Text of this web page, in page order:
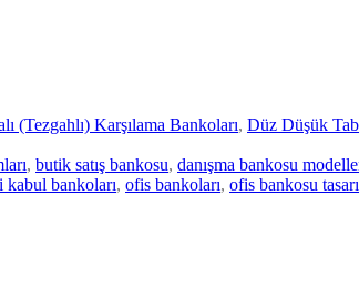
(Tezgahlı) Karşılama Bankoları, Düz Düşük
, butik satış bankosu, danışma bankosu
kabul bankoları, ofis bankoları, ofis bankosu